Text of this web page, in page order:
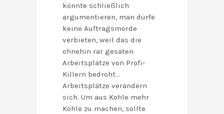
könnte schließlich
argumentieren, man dürfe
keine Auftragsmorde
verbieten, weil das die
ohnehin rar gesäten
Arbeitsplätze von Profi-
Killern bedroht…
Arbeitsplätze verändern
sich. Um aus Kohle mehr
Kohle zu machen, sollte